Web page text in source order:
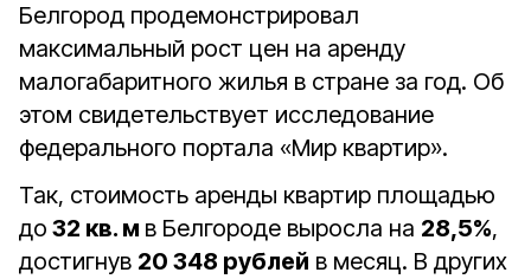
Белгород продемонстрировал
максимальный рост цен на аренду
малогабаритного жилья в стране за год. Об
этом свидетельствует исследование
федерального портала «Мир квартир».
Так, стоимость аренды квартир площадью
до 32 кв. м в Белгороде выросла на 28,5%,
достигнув 20 348 рублей в месяц. В других